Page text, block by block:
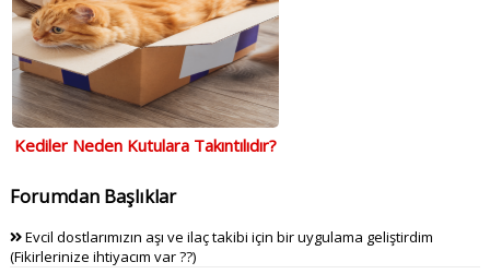
Kediler Neden Kutulara Takıntılıdır?
Forumdan Başlıklar
Evcil dostlarımızın aşı ve ilaç takibi için bir uygulama geliştirdim
(Fikirlerinize ihtiyacım var ??)